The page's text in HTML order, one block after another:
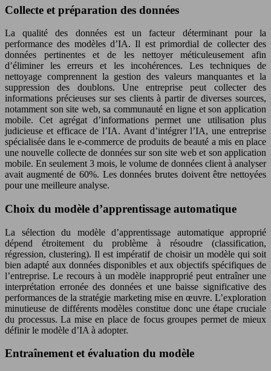
Collecte et préparation des données
La qualité des données est un facteur déterminant pour la
performance des modèles d’IA. Il est primordial de collecter des
données pertinentes et de les nettoyer méticuleusement afin
d’éliminer les erreurs et les incohérences. Les techniques de
nettoyage comprennent la gestion des valeurs manquantes et la
suppression des doublons. Une entreprise peut collecter des
informations précieuses sur ses clients à partir de diverses sources,
notamment son site web, sa communauté en ligne et son application
mobile. Cet agrégat d’informations permet une utilisation plus
judicieuse et efficace de l’IA. Avant d’intégrer l’IA, une entreprise
spécialisée dans le e-commerce de produits de beauté a mis en place
une nouvelle collecte de données sur son site web et son application
mobile. En seulement 3 mois, le volume de données client à analyser
avait augmenté de 60%. Les données brutes doivent être nettoyées
pour une meilleure analyse.
Choix du modèle d’apprentissage automatique
La sélection du modèle d’apprentissage automatique approprié
dépend étroitement du problème à résoudre (classification,
régression, clustering). Il est impératif de choisir un modèle qui soit
bien adapté aux données disponibles et aux objectifs spécifiques de
l’entreprise. Le recours à un modèle inapproprié peut entraîner une
interprétation erronée des données et une baisse significative des
performances de la stratégie marketing mise en œuvre. L’exploration
minutieuse de différents modèles constitue donc une étape cruciale
du processus. La mise en place de focus groupes permet de mieux
définir le modèle d’IA à adopter.
Entraînement et évaluation du modèle